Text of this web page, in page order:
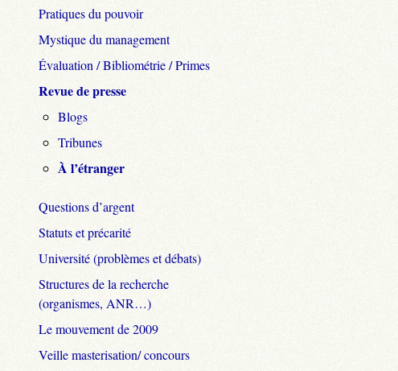
Pratiques du pouvoir
Mystique du management
Évaluation / Bibliométrie / Primes
Revue de presse
Blogs
Tribunes
À l’étranger
Questions d’argent
Statuts et précarité
Université (problèmes et débats)
Structures de la recherche
(organismes, ANR…)
Le mouvement de 2009
Veille masterisation/ concours